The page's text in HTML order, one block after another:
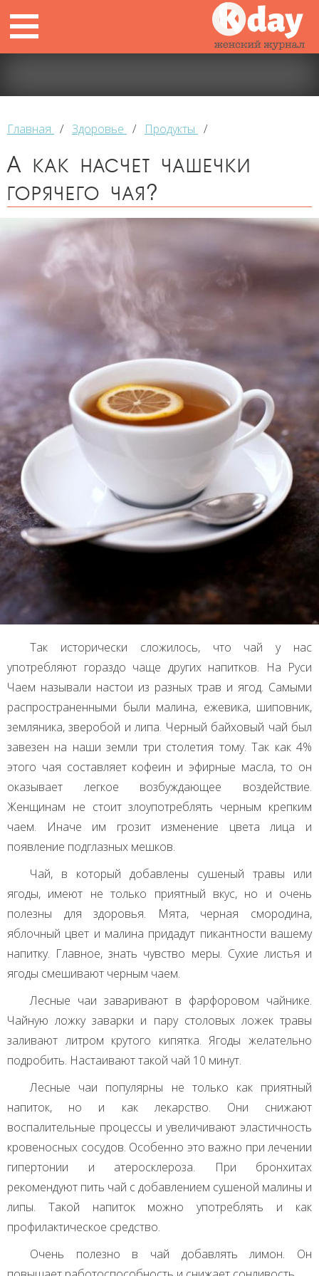
Главная / Здоровье / Продукты /
А как насчет чашечки
горячего чая?
Так исторически сложилось, что чай у нас
употребляют гораздо чаще других напитков. На Руси
Чаем называли настои из разных трав и ягод. Самыми
распространенными были малина, ежевика, шиповник,
земляника, зверобой и липа. Черный байховый чай был
завезен на наши земли три столетия тому. Так как 4%
этого чая составляет кофеин и эфирные масла, то он
оказывает легкое возбуждающее воздействие.
Женщинам не стоит злоупотреблять черным крепким
чаем. Иначе им грозит изменение цвета лица и
появление подглазных мешков.
Чай, в который добавлены сушеный травы или
ягоды, имеют не только приятный вкус, но и очень
полезны для здоровья. Мята, черная смородина,
яблочный цвет и малина придадут пикантности вашему
напитку. Главное, знать чувство меры. Сухие листья и
ягоды смешивают черным чаем.
Лесные чаи заваривают в фарфоровом чайнике.
Чайную ложку заварки и пару столовых ложек травы
заливают литром крутого кипятка. Ягоды желательно
подробить. Настаивают такой чай 10 минут.
Лесные чаи популярны не только как приятный
напиток, но и как лекарство. Они снижают
воспалительные процессы и увеличивают эластичность
кровеносных сосудов. Особенно это важно при лечении
гипертонии и атеросклероза. При бронхитах
рекомендуют пить чай с добавлением сушеной малины и
липы. Такой напиток можно употреблять и как
профилактическое средство.
Очень полезно в чай добавлять лимон. Он